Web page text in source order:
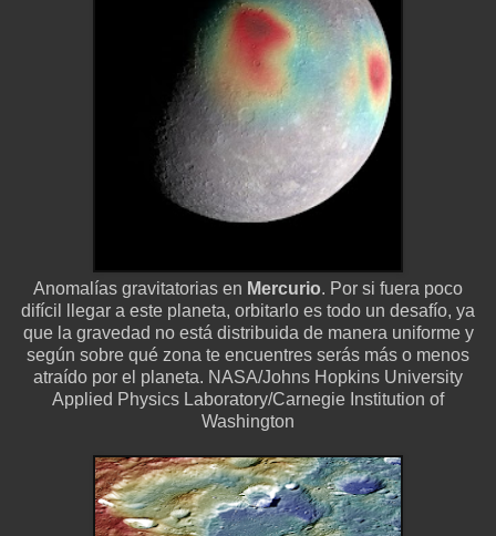
Anomalías gravitatorias en Mercurio. Por si fuera poco
difícil llegar a este planeta, orbitarlo es todo un desafío, ya
que la gravedad no está distribuida de manera uniforme y
según sobre qué zona te encuentres serás más o menos
atraído por el planeta. NASA/Johns Hopkins University
Applied Physics Laboratory/Carnegie Institution of
Washington